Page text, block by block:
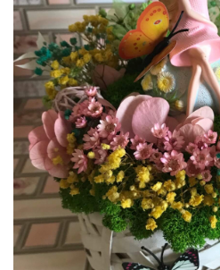
Tablou licheni pentru Barbati
Tablouri 40/30
Tablouri cu licheni pe canvas
Tablouri cu licheni pentru Nasi si
Fini
Tablouri fluturi